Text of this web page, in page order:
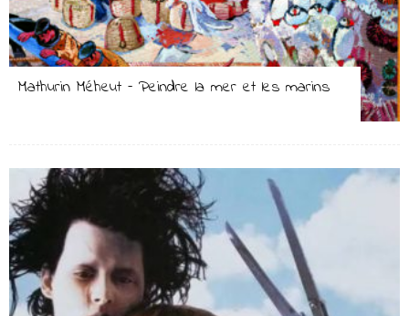
Mathurin Méheut – Peindre la mer et les marins